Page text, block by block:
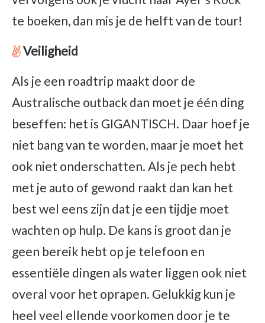
te boeken, dan mis je de helft van de tour!
Veiligheid
Als je een roadtrip maakt door de
Australische outback dan moet je één ding
beseffen: het is GIGANTISCH. Daar hoef je
niet bang van te worden, maar je moet het
ook niet onderschatten. Als je pech hebt
met je auto of gewond raakt dan kan het
best wel eens zijn dat je een tijdje moet
wachten op hulp. De kans is groot dan je
geen bereik hebt op je telefoon en
essentiële dingen als water liggen ook niet
overal voor het oprapen. Gelukkig kun je
heel veel ellende voorkomen door je te